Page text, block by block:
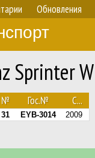
Обновления
Sprinter
№ Гос.№ С...
31 EYB-3014 2009